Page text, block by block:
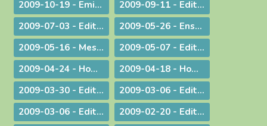
2009-10-19 - Emission : A propos du travail le dimanche
2009-09-11 - Edito : Une année pastorale qui ne ressemble à aucune autre !
2009-07-03 - Edito : Une toile de fond peu commune... pour une fin d'année ordinaire !
2009-05-26 - Enseignement : Journée du Presbyterium
2009-05-16 - Message : Evangélisation et année sacerdotale
2009-05-07 - Edito : Faut-il encore garder un peu de religion ?
2009-04-24 - Homélie pour la messe chrismale
2009-04-18 - Homélie : A Dieu !
2009-03-30 - ­Edito : Le choc de la dif­fé­rence
2009-03-06 - Edito : L'impact universel de nos responsabilités individuelles
2009-03-06 - Edito : Donner
2009-02-20 - Edito : Le droit de vivre !